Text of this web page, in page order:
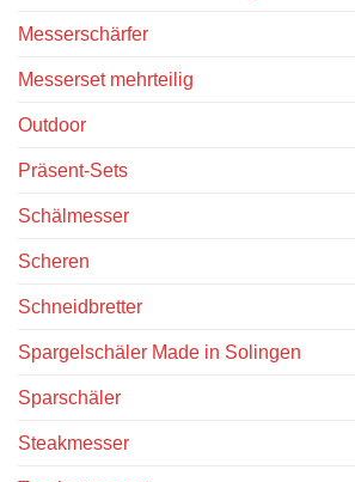
Messerschärfer
Messerset mehrteilig
Outdoor
Präsent-Sets
Schälmesser
Scheren
Schneidbretter
Spargelschäler Made in Solingen
Sparschäler
Steakmesser